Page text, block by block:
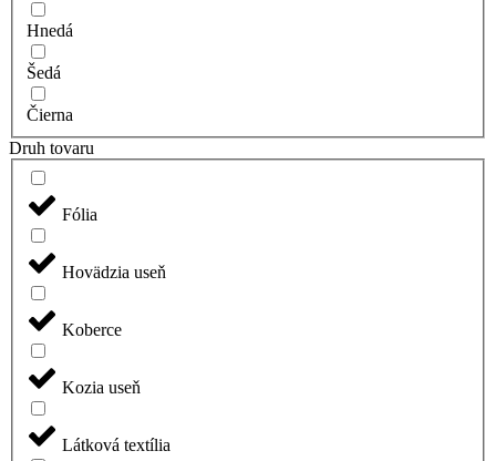
Hnedá
Šedá
Čierna
Druh tovaru
Fólia
Hovädzia useň
Koberce
Kozia useň
Látková textília